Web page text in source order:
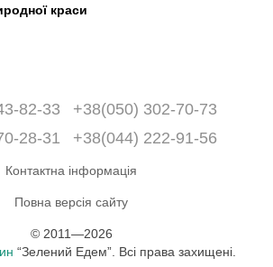
краси
82-33
+38(050) 302-70-73
28-31
+38(044) 222-91-56
Контактна інформація
Повна версія сайту
© 2011—2026
“Зелений Едем”. Всі права захищені.